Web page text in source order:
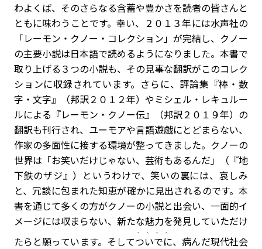
わよくば、そのさらなる含蓄や豊かさを読者の皆さんと
ともに味わうことです。幸い、２０１３年には水声社の
「レーモン・クノー・コレクション」が完結し、クノー
の主要小説は日本語で読めるようになりました。本書で
取り上げる３つの小説も、その見事な翻訳がこのコレク
ションに収録されています。さらに、評論集『棒・数
字・文字』（邦訳２０１２年）やミシェル・レキュルー
ルによる『レーモン・クノー伝』（邦訳２０１９年）の
翻訳も刊行され、ユーモアや言語遊戯にとどまらない、
作家の多面性に接する環境が整ってきました。クノーの
世界は「お笑いだけじゃない、芸術もあるんだ」（『地
下鉄のザジ』）というわけで、笑いの裏には、哀しみ
と、冗談に包まれた知恵が確かに見出されるのです。本
書を通じて多くの方がクノーの小説と出会い、一面的イ
メージには収まらない、新たな魅力を発見していただけ
たらと願っています。そしてついでに
、、、、
、病んだ現代社会